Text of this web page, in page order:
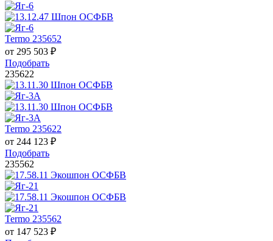
Termo 235652
от 295 503 ₽
Подобрать
235622
Termo 235622
от 244 123 ₽
Подобрать
235562
Termo 235562
от 147 523 ₽